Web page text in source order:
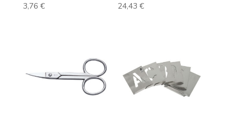
3,76 € 24,43€